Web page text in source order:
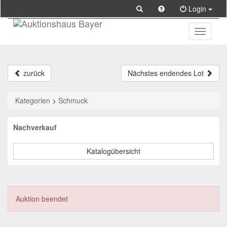
Login
Toggle
primary
zurück Nächstes endendes Lot
Kategorien > Schmuck
Nachverkauf
Katalogübersicht
Auktion beendet